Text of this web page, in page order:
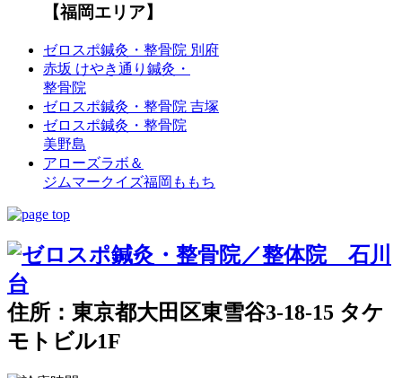
【福岡エリア】
ゼロスポ鍼灸・整骨院 別府
赤坂 けやき通り鍼灸・
整骨院
ゼロスポ鍼灸・整骨院 吉塚
ゼロスポ鍼灸・整骨院
美野島
アローズラボ＆
ジムマークイズ福岡ももち
住所：東京都大田区東雪谷3-18-15 タケ
モトビル1F